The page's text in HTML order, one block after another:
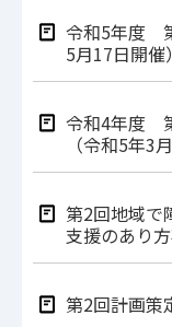
令和5年度
5月17日開
令和4年度
（令和5年
第2回地域で
支援のあり
第2回計画